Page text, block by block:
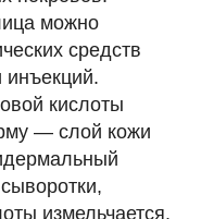
можно
средств
инъекций.
кислоты
— слой кожи
измельчается.